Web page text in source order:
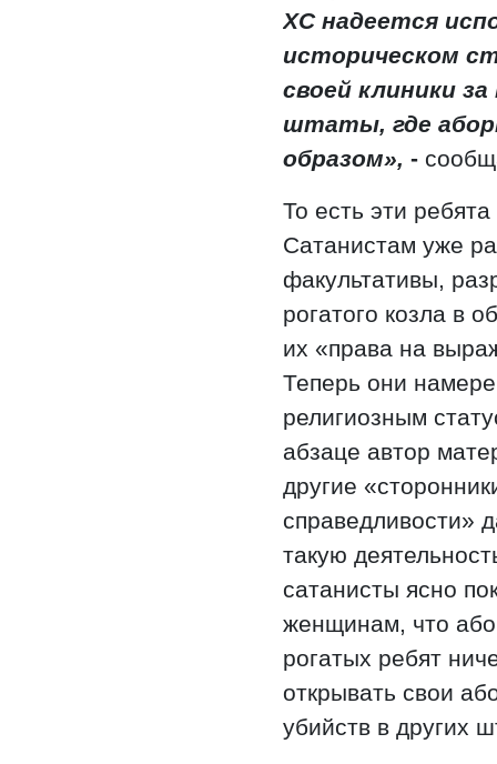
ХС надеется
историческом
своей клиники
штаты, где
образом», -
То есть эти
Сатанистам уже
факультативы,
рогатого козла в
их «права на
Теперь они
религиозным
абзаце автор
другие
справедливости»
такую
сатанисты ясно
женщинам, что
рогатых ребят
открывать свои
убийств в других